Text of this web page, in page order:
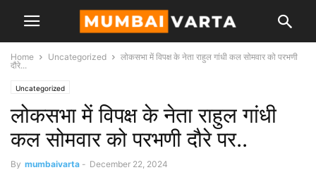
Home Uncategorized
लोकसभा में विपक्ष के नेता राहुल गांधी कल सोमवार को परभणी
दौरे...
Uncategorized
लोकसभा में विपक्ष के नेता राहुल गांधी
कल सोमवार को परभणी दौरे पर..
By mumbaivarta - December 22, 2024